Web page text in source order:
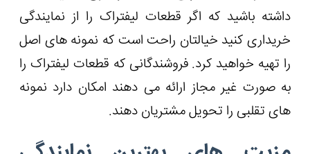
داشته باشید که اگر قطعات لیفتراک را از نمایندگی
خریداری کنید خیالتان راحت است که نمونه های اصل
را تهیه خواهید کرد. فروشندگانی که قطعات لیفتراک را
به صورت غیر مجاز ارائه می دهند امکان دارد نمونه
های تقلبی را تحویل مشتریان دهند.